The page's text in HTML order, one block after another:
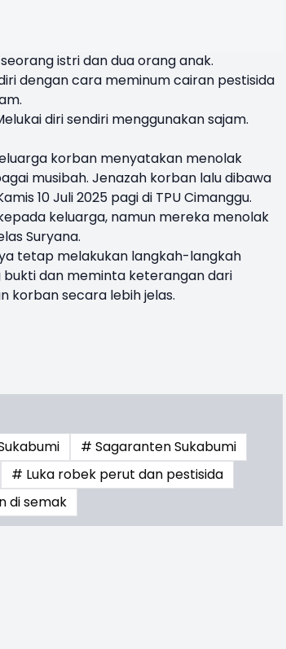
istri dan dua orang anak.
dengan cara meminum cairan pestisida
diri sendiri menggunakan sajam.
korban menyatakan menolak
musibah. Jenazah korban lalu dibawa
10 Juli 2025 pagi di TPU Cimanggu.
keluarga, namun mereka menolak
Suryana.
tetap melakukan langkah-langkah
dan meminta keterangan dari
korban secara lebih jelas.
# Sagaranten Sukabumi
# Luka robek perut dan pestisida
di semak